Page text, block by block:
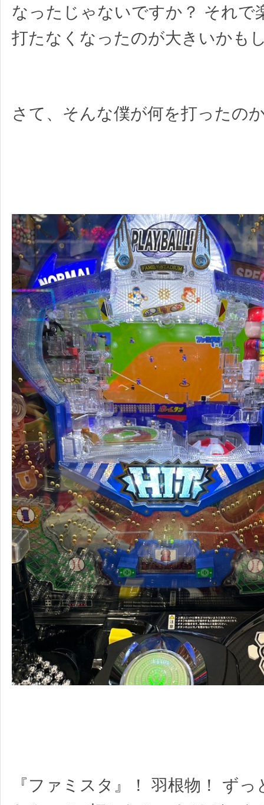
なったじゃないですか？ それで
打たなくなったのが大きいかも
さて、そんな僕が何を打ったの
『ファミスタ』！ 羽根物！ ず